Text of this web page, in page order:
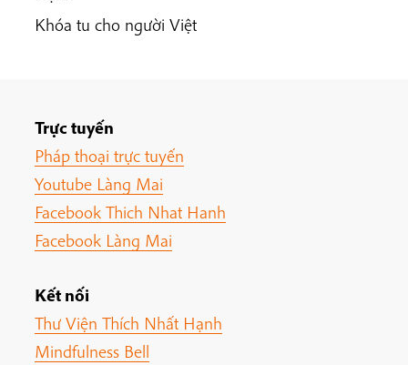
Khóa tu cho người Việt
Trực tuyến
Pháp thoại trực tuyến
Youtube Làng Mai
Facebook Thich Nhat Hanh
Facebook Làng Mai
Kết nối
Thư Viện Thích Nhất Hạnh
Mindfulness Bell